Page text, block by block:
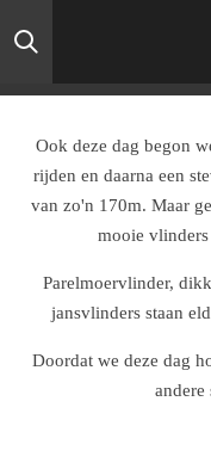
Ga
direct
hoofdinhoud
Ook deze dag begon
rijden en daarna een
van zo'n 170m. Maar
mooie vlinders
Parelmoervlinder,
jansvlinders staan
Doordat we deze dag
andere